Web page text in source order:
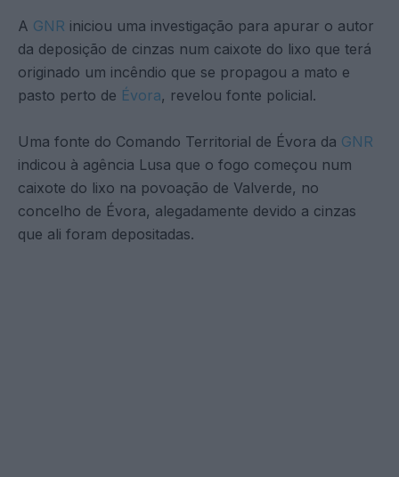
A GNR iniciou uma investigação para apurar o autor
da deposição de cinzas num caixote do lixo que terá
originado um incêndio que se propagou a mato e
pasto perto de Évora, revelou fonte policial.
Uma fonte do Comando Territorial de Évora da GNR
indicou à agência Lusa que o fogo começou num
caixote do lixo na povoação de Valverde, no
concelho de Évora, alegadamente devido a cinzas
que ali foram depositadas.